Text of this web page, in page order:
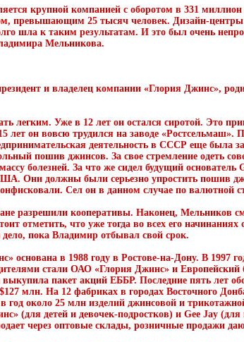
крупной компанией с оборотом в 331
превышающим 25 тысяч человек. Дизайн-центры
шла к таким результатам. И это был очень
Мельникова.
и владелец компании «Глория Джинс»,
легким. Уже в 12 лет он остался сиротой. Это
лет он вовсю трудился на заводе
деятельность в СССР еще была
пошив джинсов. За свое стремление одеть
болезней. За что же сидел будущий
Они должны были серьезно упростить пошив
Сел он в данном случае по валютной
разрешили кооперативы. Наконец, Мельников
отметить, что уже тогда во всех его
дело, пока Владимир отбывал свой срок.
основана в 1988 году в Ростове-на-Дону. В 1997
стали ОАО «Глория Джинс» и Европейский
пакет акций ЕББР. Последние пять лет
млн. На 12 фабриках в городах Восточного
год около 25 млн изделий джинсовой и
(для детей и девочек-подростков) и Gee Jay
через оптовые склады, розничные продажи